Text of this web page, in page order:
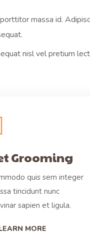
massa id.
nisl vel pretium
Grooming
quis sem integer
tincidunt nunc
sapien et ligula.
MORE